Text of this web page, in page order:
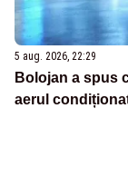
5 aug. 2026, 22:29
Bolojan a spus
aerul